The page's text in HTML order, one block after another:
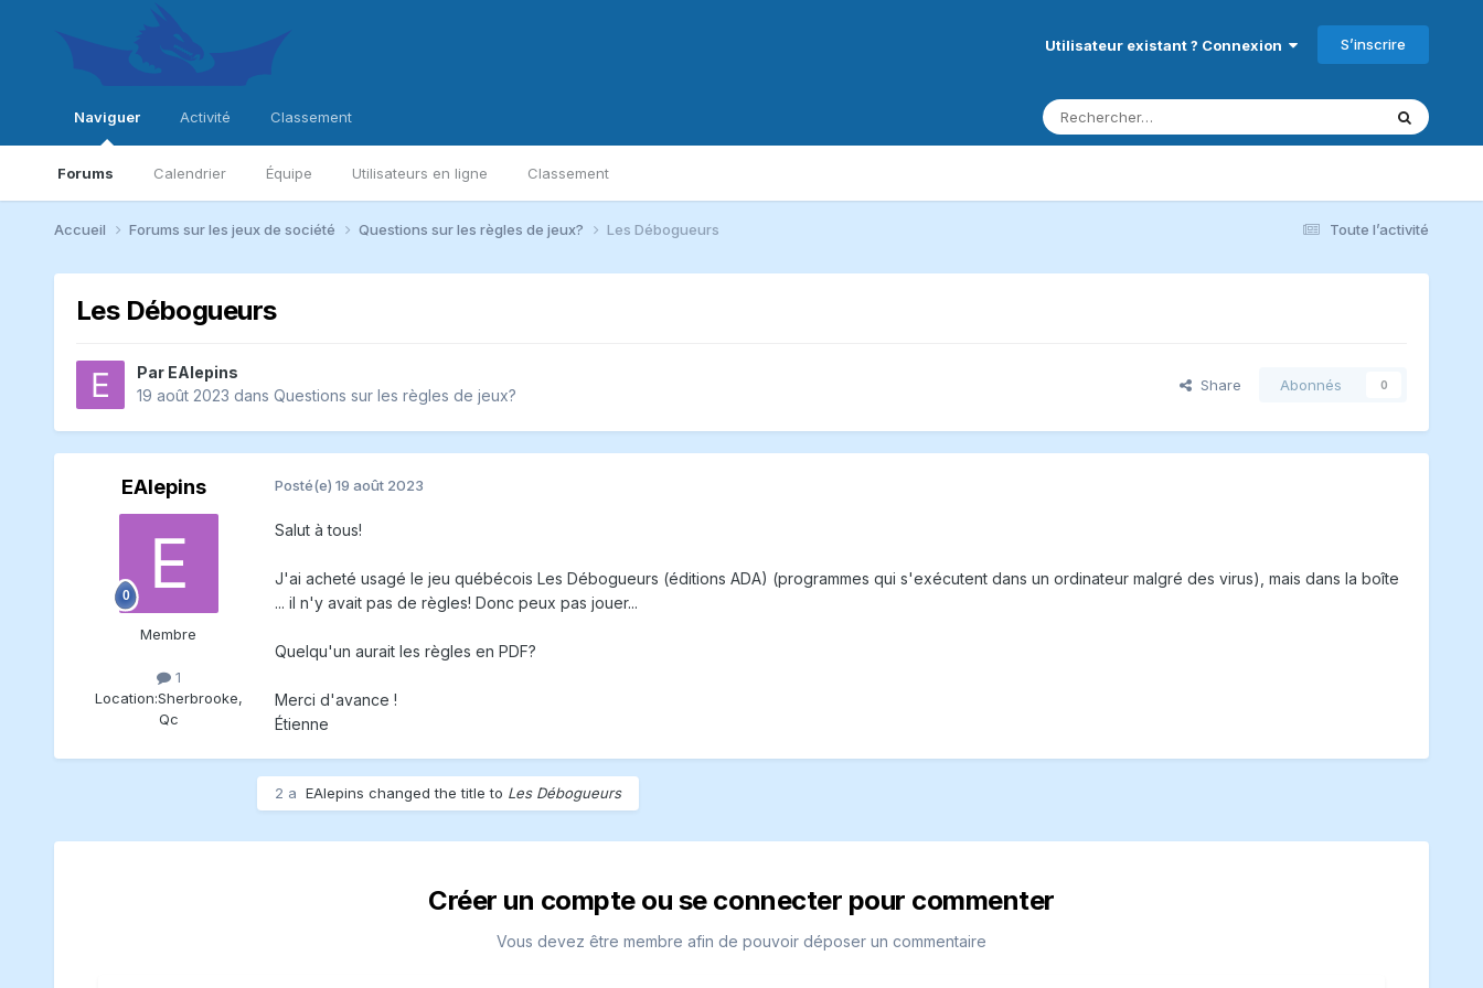
Utilisateur existant ? Connexion S’inscrire
Naviguer
Forums Calendrier Équipe Utilisateurs en ligne Classement
Activité Classement
Toute l’activité
Accueil Forums sur les jeux de société Questions sur les règles de jeux? Les Débogueurs
Les Débogueurs
Par EAlepins
19 août 2023 dans Questions sur les règles de jeux?
Share Abonnés 0
EAlepins
Membre
1
Location:Sherbrooke,
Qc
Posté(e) 19 août 2023
Salut à tous!
J'ai acheté usagé le jeu québécois Les Débogueurs (éditions ADA) (programmes qui s'exécutent dans un ordinateur malgré des virus), mais dans la boîte
... il n'y avait pas de règles! Donc peux pas jouer...
Quelqu'un aurait les règles en PDF?
Merci d'avance !
Étienne
2 a EAlepins changed the title to Les Débogueurs
Créer un compte ou se connecter pour commenter
Vous devez être membre afin de pouvoir déposer un commentaire